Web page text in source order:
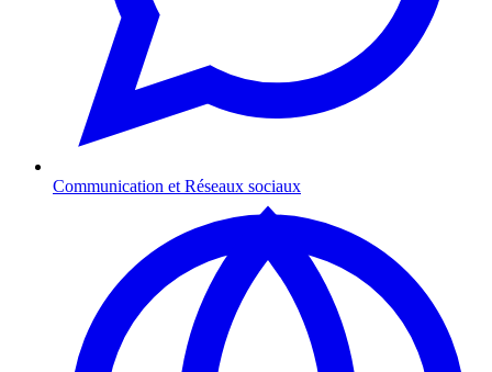
Communication et Réseaux sociaux